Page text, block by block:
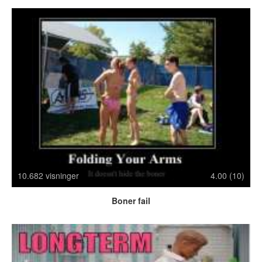
Crazy Stuff
Facebook mm.
Illusioner
Kodak Moments
Memes
Mennesker
Nasty Shit!
Owned & Fail!
Rage Face
SMS & Autocorrect
Tattoos
Flest visninger
Mest delte
Mest omtalte
10.682 visninger 4.00 (10)
Boner fail